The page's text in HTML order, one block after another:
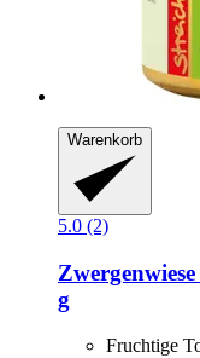
Warenkorb
5.0 (2)
Zwergenwiese
g
Fruchtige